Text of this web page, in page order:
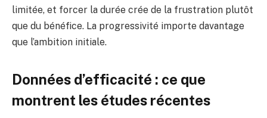
limitée, et forcer la durée crée de la frustration plutôt
que du bénéfice. La progressivité importe davantage
que l’ambition initiale.
Données d’efficacité : ce que
montrent les études récentes